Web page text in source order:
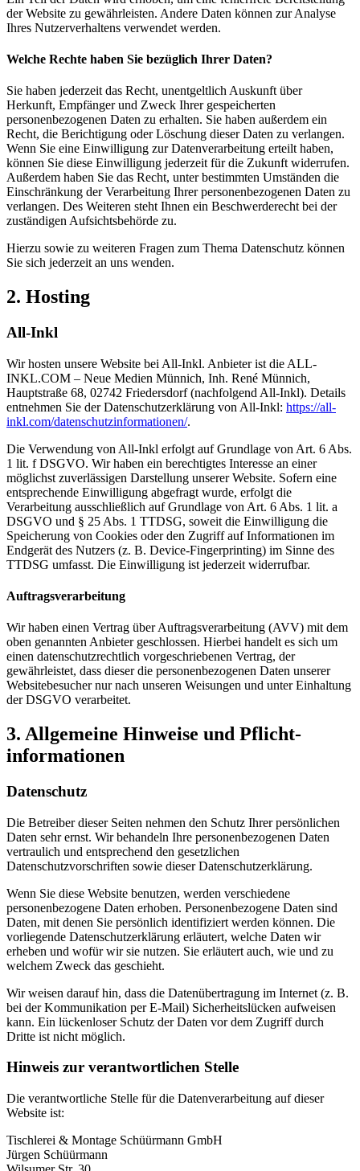
der Website zu gewährleisten. Andere Daten können zur Analyse
Ihres Nutzerverhaltens verwendet werden.
Welche Rechte haben Sie bezüglich Ihrer Daten?
Sie haben jederzeit das Recht, unentgeltlich Auskunft über
Herkunft, Empfänger und Zweck Ihrer gespeicherten
personenbezogenen Daten zu erhalten. Sie haben außerdem ein
Recht, die Berichtigung oder Löschung dieser Daten zu verlangen.
Wenn Sie eine Einwilligung zur Datenverarbeitung erteilt haben,
können Sie diese Einwilligung jederzeit für die Zukunft widerrufen.
Außerdem haben Sie das Recht, unter bestimmten Umständen die
Einschränkung der Verarbeitung Ihrer personenbezogenen Daten zu
verlangen. Des Weiteren steht Ihnen ein Beschwerderecht bei der
zuständigen Aufsichtsbehörde zu.
Hierzu sowie zu weiteren Fragen zum Thema Datenschutz können
Sie sich jederzeit an uns wenden.
2. Hosting
All-Inkl
Wir hosten unsere Website bei All-Inkl. Anbieter ist die ALL-
INKL.COM – Neue Medien Münnich, Inh. René Münnich,
Hauptstraße 68, 02742 Friedersdorf (nachfolgend All-Inkl). Details
entnehmen Sie der Datenschutzerklärung von All-Inkl: https://all-
inkl.com/datenschutzinformationen/.
Die Verwendung von All-Inkl erfolgt auf Grundlage von Art. 6 Abs.
1 lit. f DSGVO. Wir haben ein berechtigtes Interesse an einer
möglichst zuverlässigen Darstellung unserer Website. Sofern eine
entsprechende Einwilligung abgefragt wurde, erfolgt die
Verarbeitung ausschließlich auf Grundlage von Art. 6 Abs. 1 lit. a
DSGVO und § 25 Abs. 1 TTDSG, soweit die Einwilligung die
Speicherung von Cookies oder den Zugriff auf Informationen im
Endgerät des Nutzers (z. B. Device-Fingerprinting) im Sinne des
TTDSG umfasst. Die Einwilligung ist jederzeit widerrufbar.
Auftragsverarbeitung
Wir haben einen Vertrag über Auftragsverarbeitung (AVV) mit dem
oben genannten Anbieter geschlossen. Hierbei handelt es sich um
einen datenschutzrechtlich vorgeschriebenen Vertrag, der
gewährleistet, dass dieser die personenbezogenen Daten unserer
Websitebesucher nur nach unseren Weisungen und unter Einhaltung
der DSGVO verarbeitet.
3. Allgemeine Hinweise und Pflicht­
informationen
Datenschutz
Die Betreiber dieser Seiten nehmen den Schutz Ihrer persönlichen
Daten sehr ernst. Wir behandeln Ihre personenbezogenen Daten
vertraulich und entsprechend den gesetzlichen
Datenschutzvorschriften sowie dieser Datenschutzerklärung.
Wenn Sie diese Website benutzen, werden verschiedene
personenbezogene Daten erhoben. Personenbezogene Daten sind
Daten, mit denen Sie persönlich identifiziert werden können. Die
vorliegende Datenschutzerklärung erläutert, welche Daten wir
erheben und wofür wir sie nutzen. Sie erläutert auch, wie und zu
welchem Zweck das geschieht.
Wir weisen darauf hin, dass die Datenübertragung im Internet (z. B.
bei der Kommunikation per E-Mail) Sicherheitslücken aufweisen
kann. Ein lückenloser Schutz der Daten vor dem Zugriff durch
Dritte ist nicht möglich.
Hinweis zur verantwortlichen Stelle
Die verantwortliche Stelle für die Datenverarbeitung auf dieser
Website ist:
Tischlerei & Montage Schüürmann GmbH
Jürgen Schüürmann